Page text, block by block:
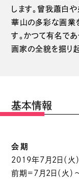
します。曾我蕭白
華山の多彩な画業
す。かつて有名で
画家の全貌を掘り起
基本情報
会期
2019年7月2日（火
前期=7月2日（火）